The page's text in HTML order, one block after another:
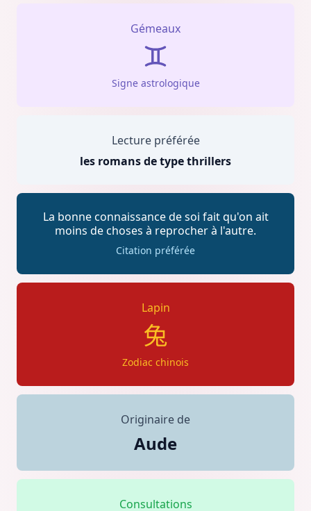
Gémeaux
Signe astrologique
Lecture préférée
les romans de type thrillers
La bonne connaissance de soi fait qu'on ait
moins de choses à reprocher à l'autre.
Citation préférée
Lapin
Zodiac chinois
Originaire de
Aude
Consultations